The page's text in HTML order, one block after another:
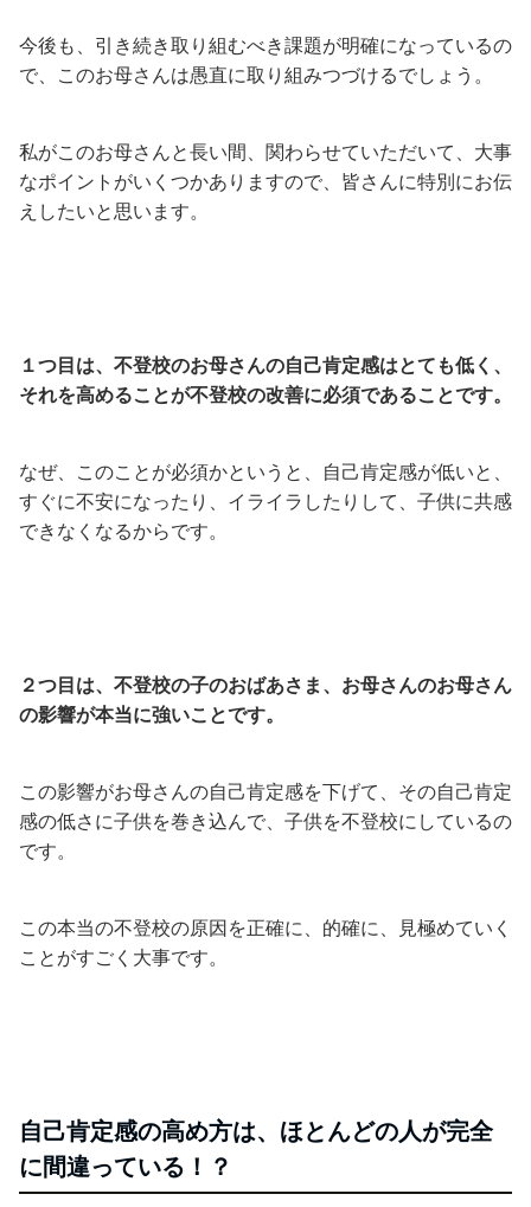
今後も、引き続き取り組むべき課題が明確になっているの
で、このお母さんは愚直に取り組みつづけるでしょう。
私がこのお母さんと長い間、関わらせていただいて、大事
なポイントがいくつかありますので、皆さんに特別にお伝
えしたいと思います。
１つ目は、不登校のお母さんの自己肯定感はとても低く、
それを高めることが不登校の改善に必須であることです。
なぜ、このことが必須かというと、自己肯定感が低いと、
すぐに不安になったり、イライラしたりして、子供に共感
できなくなるからです。
２つ目は、不登校の子のおばあさま、お母さんのお母さん
の影響が本当に強いことです。
この影響がお母さんの自己肯定感を下げて、その自己肯定
感の低さに子供を巻き込んで、子供を不登校にしているの
です。
この本当の不登校の原因を正確に、的確に、見極めていく
ことがすごく大事です。
自己肯定感の高め方は、ほとんどの人が完全
に間違っている！？